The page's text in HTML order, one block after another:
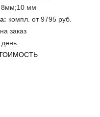
8мм;10 мм
компл. от 9795 руб.
на заказ